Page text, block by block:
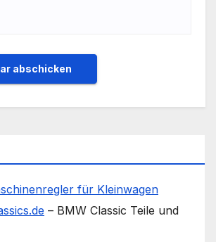
für Kleinwagen
– BMW Classic Teile und